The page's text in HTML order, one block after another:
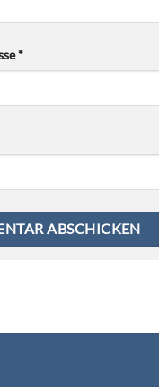
*